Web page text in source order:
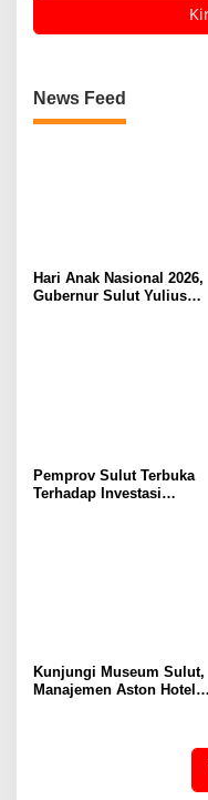
News Feed
Hari Anak Nasional 2026,
Gubernur Sulut Yulius
Pemprov Sulut Terbuka
Terhadap Investasi
Kunjungi Museum Sulut,
Manajemen Aston Hotel